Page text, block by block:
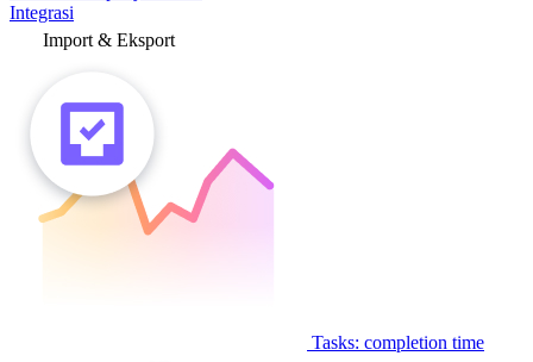
Integrasi
Import & Eksport
Tasks: completion time